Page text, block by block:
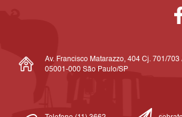
Av. Francisco Matarazzo, 404 Cj. 701/
05001-000 São Paulo/SP